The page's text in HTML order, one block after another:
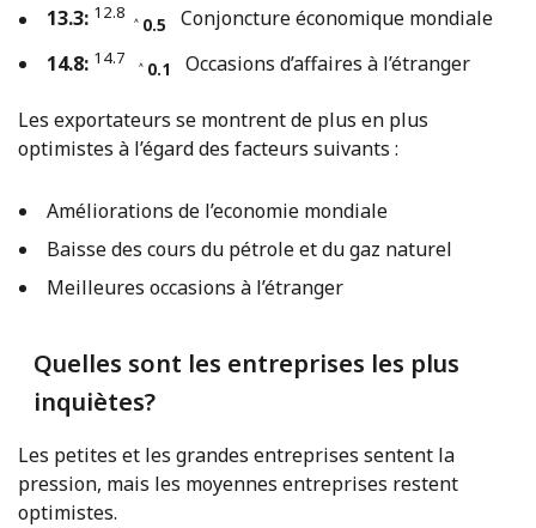
13.3: 12.8
˄ 0.5
Conjoncture économique mondiale
14.8: 14.7
˄ 0.1 Occasions d’affaires à l’étranger
Les exportateurs se montrent de plus en plus
optimistes à l’égard des facteurs suivants :
Améliorations de l’economie mondiale
Baisse des cours du pétrole et du gaz naturel
Meilleures occasions à l’étranger
Quelles sont les entreprises les plus
inquiètes?
Les petites et les grandes entreprises sentent la
pression, mais les moyennes entreprises restent
optimistes.